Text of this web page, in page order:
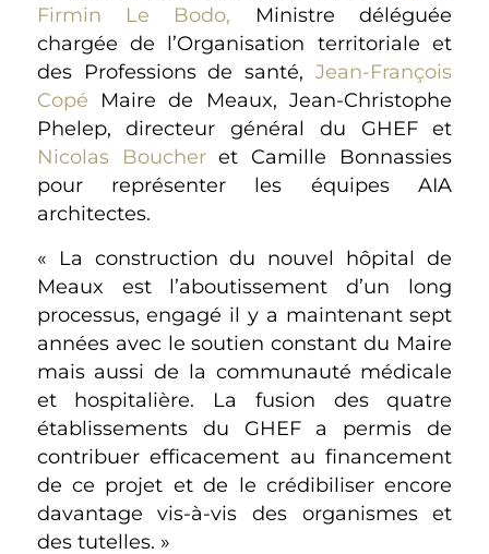
Firmin Le Bodo, Ministre déléguée
chargée de l’Organisation territoriale et
des Professions de santé,Jean-François
Copé Maire de Meaux, Jean-Christophe
Phelep, directeur général du GHEF et
Nicolas Boucheret Camille Bonnassies
pour représenter les équipes AIA
architectes.
« La construction du nouvel hôpital de
Meaux est l’aboutissement d’un long
processus, engagé il y a maintenant sept
années avec le soutien constant du Maire
mais aussi de la communauté médicale
et hospitalière. La fusion des quatre
établissements du GHEF a permis de
contribuer efficacement au financement
de ce projet et de le crédibiliser encore
davantage vis-à-vis des organismes et
des tutelles. »